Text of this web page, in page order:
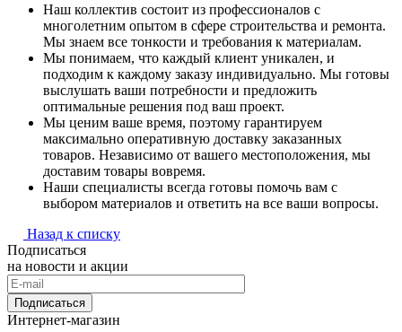
Наш коллектив состоит из профессионалов с
многолетним опытом в сфере строительства и ремонта.
Мы знаем все тонкости и требования к материалам.
Мы понимаем, что каждый клиент уникален, и
подходим к каждому заказу индивидуально. Мы готовы
выслушать ваши потребности и предложить
оптимальные решения под ваш проект.
Мы ценим ваше время, поэтому гарантируем
максимально оперативную доставку заказанных
товаров. Независимо от вашего местоположения, мы
доставим товары вовремя.
Наши специалисты всегда готовы помочь вам с
выбором материалов и ответить на все ваши вопросы.
Назад к списку
Подписаться
на новости и акции
Подписаться
Интернет-магазин